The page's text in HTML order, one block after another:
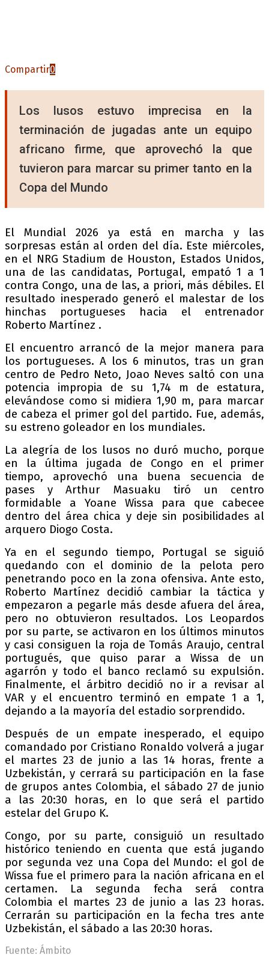
Compartir0
Los lusos estuvo imprecisa en la
terminación de jugadas ante un equipo
africano firme, que aprovechó la que
tuvieron para marcar su primer tanto en la
Copa del Mundo
El Mundial 2026 ya está en marcha y las
sorpresas están al orden del día. Este miércoles,
en el NRG Stadium de Houston, Estados Unidos,
una de las candidatas, Portugal, empató 1 a 1
contra Congo, una de las, a priori, más débiles. El
resultado inesperado generó el malestar de los
hinchas portugueses hacia el entrenador
Roberto Martínez .
El encuentro arrancó de la mejor manera para
los portugueses. A los 6 minutos, tras un gran
centro de Pedro Neto, Joao Neves saltó con una
potencia impropia de su 1,74 m de estatura,
elevándose como si midiera 1,90 m, para marcar
de cabeza el primer gol del partido. Fue, además,
su estreno goleador en los mundiales.
La alegría de los lusos no duró mucho, porque
en la última jugada de Congo en el primer
tiempo, aprovechó una buena secuencia de
pases y Arthur Masuaku tiró un centro
formidable a Yoane Wissa para que cabecee
dentro del área chica y deje sin posibilidades al
arquero Diogo Costa.
Ya en el segundo tiempo, Portugal se siguió
quedando con el dominio de la pelota pero
penetrando poco en la zona ofensiva. Ante esto,
Roberto Martínez decidió cambiar la táctica y
empezaron a pegarle más desde afuera del área,
pero no obtuvieron resultados. Los Leopardos
por su parte, se activaron en los últimos minutos
y casi consiguen la roja de Tomás Araujo, central
portugués, que quiso parar a Wissa de un
agarrón y todo el banco reclamó su expulsión.
Finalmente, el árbitro decidió no ir a revisar al
VAR y el encuentro terminó en empate 1 a 1,
dejando a la mayoría del estadio sorprendido.
Después de un empate inesperado, el equipo
comandado por Cristiano Ronaldo volverá a jugar
el martes 23 de junio a las 14 horas, frente a
Uzbekistán, y cerrará su participación en la fase
de grupos antes Colombia, el sábado 27 de junio
a las 20:30 horas, en lo que será el partido
estelar del Grupo K.
Congo, por su parte, consiguió un resultado
histórico teniendo en cuenta que está jugando
por segunda vez una Copa del Mundo: el gol de
Wissa fue el primero para la nación africana en el
certamen. La segunda fecha será contra
Colombia el martes 23 de junio a las 23 horas.
Cerrarán su participación en la fecha tres ante
Uzbekistán, el sábado a las 20:30 horas.
Fuente: Ámbito